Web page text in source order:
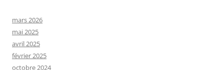
mars 2026
mai 2025
avril 2025
février 2025
octobre 2024